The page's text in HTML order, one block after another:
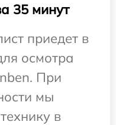
35 минут
приедет в
осмотра
При
мы
в